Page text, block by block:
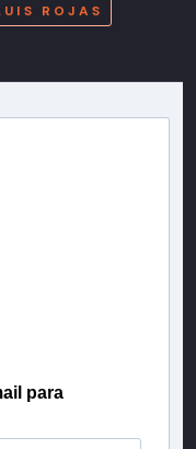
ROJAS
para